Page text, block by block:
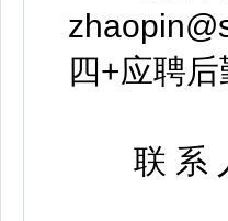
四+应聘
联 系 人